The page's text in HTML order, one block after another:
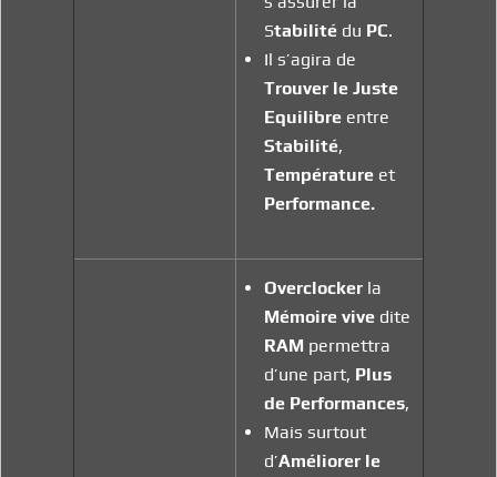
Stabilité du PC.
Il s’agira de
Trouver le Juste
Equilibre entre
Stabilité,
Température et
Performance.
Overclocker la
Mémoire vive dite
RAM permettra
d’une part, Plus
de Performances,
Mais surtout
d’Améliorer le